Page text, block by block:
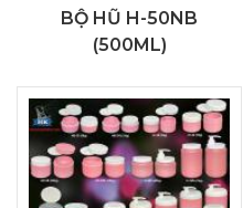
BỘ HŨ H-50NB
(500ML)